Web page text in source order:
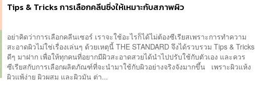
Tips & Tricks การเลือกคลีนซิ่งให้เหมาะกับสภาพผิว
อย่าคิดว่าการเลือกคลีนเซอร์ เราจะใช้อะไรก็ได้ไม่ต้องซีเรียสเพราะการทำความ
สะอาดผิวไม่ใช่เรื่องเล่นๆ ด้วยเหตุนี้ THE STANDARD จึงได้รวบรวม Tips & Tricks
ดีๆ มาฝาก เพื่อให้ทุกคนที่อยากมีผิวสะอาดสวยได้นำไปปรับใช้กับตัวเอง และควร
ซีเรียสกับการเลือกผลิตภัณฑ์ที่จะนำมาใช้กับผิวอย่างจริงจังมากขึ้น เพราะผิวแห้ง
ผิวแพ้ง่าย ผิวผสม และผิวมัน ต่า...